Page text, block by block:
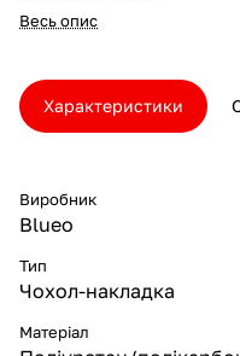
Весь опис
Характеристики
Виробник
Blueo
Тип
Чохол-накладка
Матеріал